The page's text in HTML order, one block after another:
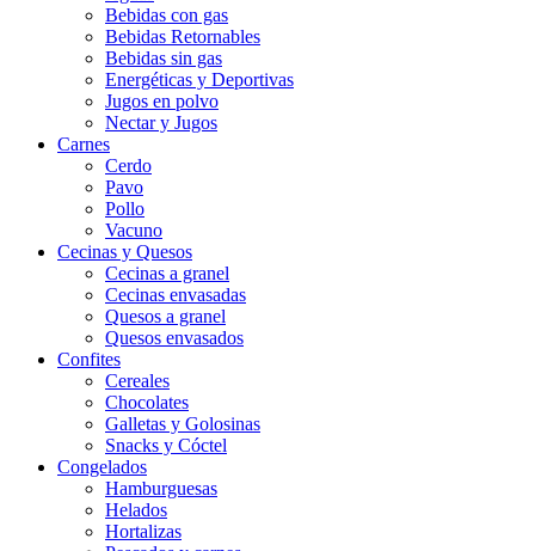
Bebidas con gas
Bebidas Retornables
Bebidas sin gas
Energéticas y Deportivas
Jugos en polvo
Nectar y Jugos
Carnes
Cerdo
Pavo
Pollo
Vacuno
Cecinas y Quesos
Cecinas a granel
Cecinas envasadas
Quesos a granel
Quesos envasados
Confites
Cereales
Chocolates
Galletas y Golosinas
Snacks y Cóctel
Congelados
Hamburguesas
Helados
Hortalizas